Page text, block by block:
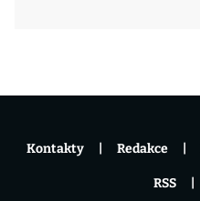
Kontakty Redakce
RSS